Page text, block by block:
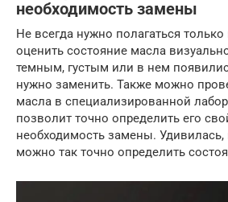
необходимость замены
Не всегда нужно полагаться
оценить состояние масла
темным, густым или в нем
нужно заменить. Также можно
масла в специализированной
позволит точно определить его
необходимость замены. Удивилась,
можно так точно определить